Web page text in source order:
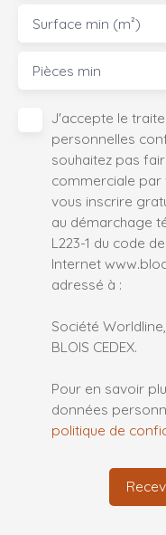
Surface min (m²)
Pièces min
J'accepte le
personnelles
souhaitez pas
commerciale par
vous inscrire
au démarchage
L223-1 du code
Internet
adressé à :
Société Worldline,
BLOIS CEDEX.
Pour en savoir
données
politique de